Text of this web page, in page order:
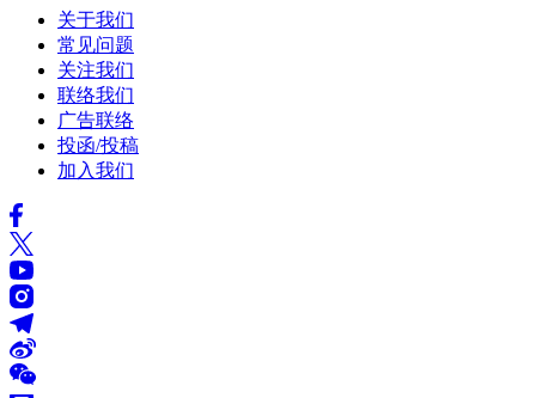
关于我们
常见问题
关注我们
联络我们
广告联络
投函/投稿
加入我们